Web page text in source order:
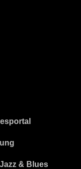
& Blues